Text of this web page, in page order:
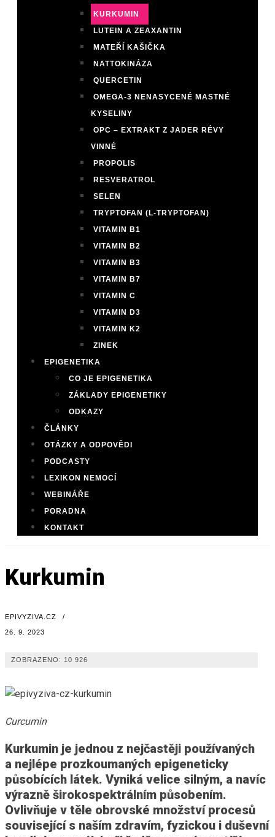
KURKUMIN
LUTEIN A ZEAXANTIN
MATEŘÍ KAŠIČKA
NATTOKINÁZA
QUERCETIN
OMEGA-3 NENASYCENÉ MASTNÉ
KYSELINY
OPC – EXTRAKT Z JADER RÉVY
VINNÉ
PROPOLIS
RESVERATROL
SELEN
TRYPTOFAN (L-TRYPTOFAN)
VITAMIN B1
VITAMIN B2
VITAMIN B3
VITAMIN B7
VITAMIN C
VITAMIN D3
VITAMIN K2
ZINEK
EPIGENETIKA
CO JE EPIGENETIKA
ZÁKLADY EPIGENETIKY
ODKAZY
ČLÁNKY
OTÁZKY A ODPOVĚDI
PODCASTY
LEXIKON NEMOCÍ
WEBINÁŘE
PORADNA
KONTAKT
Kurkumin
EPIVYZIVA.CZ /
26. 9. 2023
ZOBRAZENO: 10 926
Curcumin
Kurkumin je jednou z nejčastěji používaných
a nejlépe prozkoumaných epigeneticky
působících látek. Vyniká velice silným, a navíc
výrazně širokospektrálním působením.
Ovlivňuje v těle obrovské množství procesů
související s naším zdravím, fyzickou i duševní